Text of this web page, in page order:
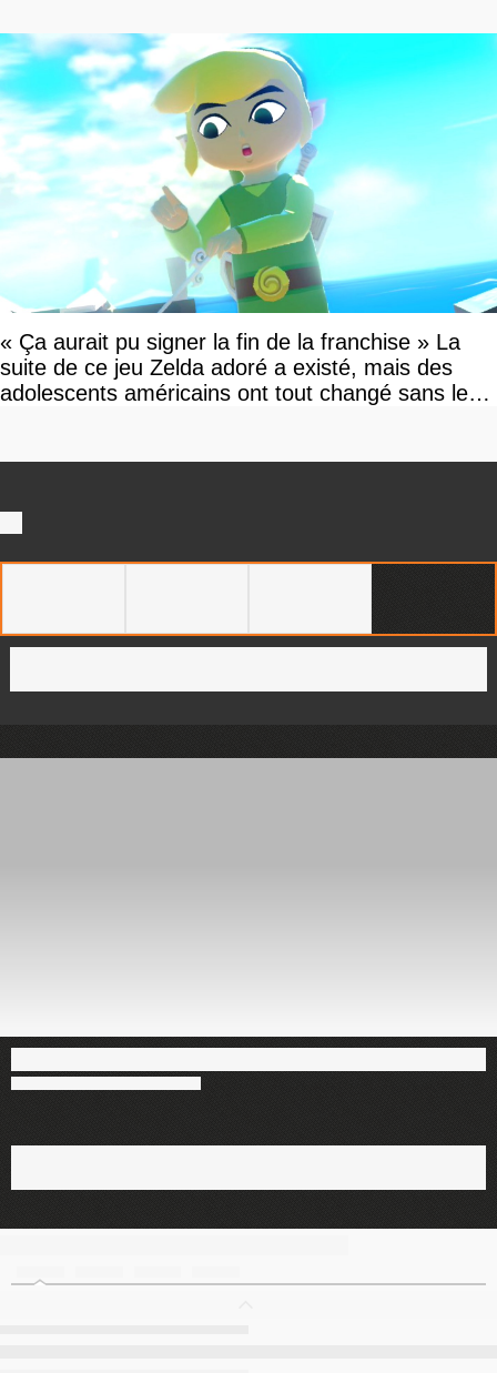
« Ça aurait pu signer la fin de la franchise » La
suite de ce jeu Zelda adoré a existé, mais des
adolescents américains ont tout changé sans le